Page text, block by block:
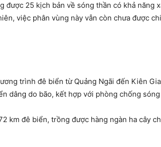
25 kịch bản về sóng thần có khả năng
việc phân vùng này vẫn còn chưa được
trình đê biển từ Quảng Ngãi đến Kiên
dâng do bão, kết hợp với phòng chống
km đê biển, trồng được hàng ngàn ha cây